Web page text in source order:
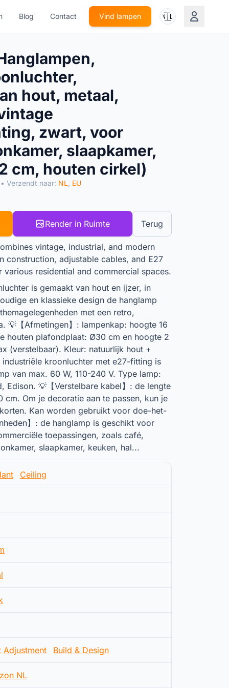
Blog Contact Vind lampen 🇳🇱
hout, metaal,
zwart, voor
slaapkamer,
cm, houten cirkel)
• Verzendt naar: NL EU
Render in Ruimte Terug
vintage, industrial, and modern
construction, adjustable cables, and E27
residential and commercial spaces.
is gemaakt van hout en ijzer, in
en klassieke design de hanglamp
met een retro,
💡【Afmetingen】: lampenkap: hoogte 16
houten plafondplaat: Ø30 cm en hoogte 2
(verstelbaar). Kleur: natuurlijk hout +
kroonluchter met e27-fitting is
van max. 60 W, 110-240 V. Type lamp:
Edison. 💡【Verstelbare kabel】: de lengte
cm. Om je decoratie aan te passen, kun je
Kan worden gebruikt voor doe-het-
】: de hanglamp is geschikt voor
toepassingen, zoals café,
slaapkamer, keuken, hal...
Ceiling
Adjustment Build & Design
NL